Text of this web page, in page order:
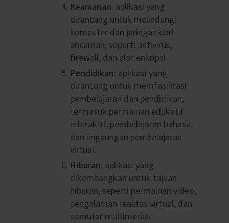
Keamanan: aplikasi yang
dirancang untuk melindungi
komputer dan jaringan dari
ancaman, seperti antivirus,
firewall, dan alat enkripsi.
Pendidikan: aplikasi yang
dirancang untuk memfasilitasi
pembelajaran dan pendidikan,
termasuk permainan edukatif
interaktif, pembelajaran bahasa,
dan lingkungan pembelajaran
virtual.
Hiburan: aplikasi yang
dikembangkan untuk tujuan
hiburan, seperti permainan video,
pengalaman realitas virtual, dan
pemutar multimedia.